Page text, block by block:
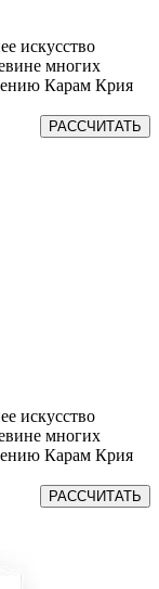
искусство
многих
Карам Крия
РАССЧИТАТЬ
искусство
многих
Карам Крия
РАССЧИТАТЬ